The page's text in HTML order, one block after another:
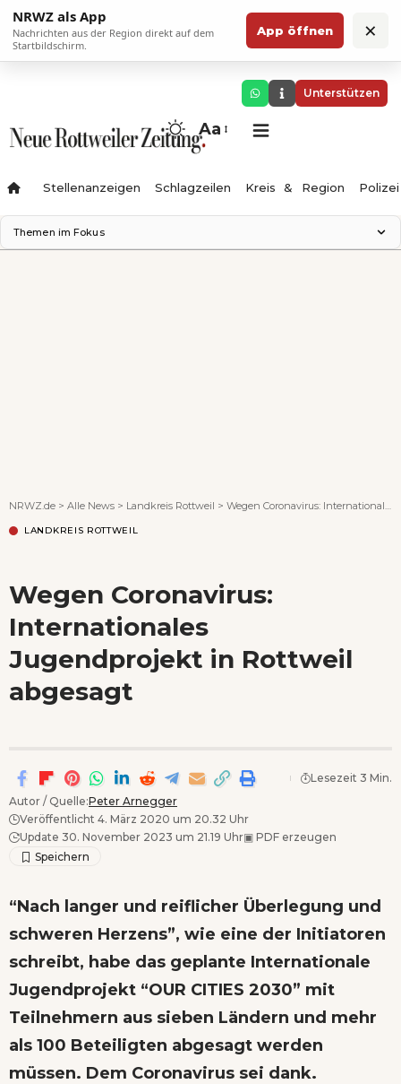
NRWZ als App
Nachrichten aus der Region direkt auf dem
Startbildschirm.
App öffnen ×
Unterstützen
Aa
Stellenanzeigen Schlagzeilen Kreis & Region Polizei
Themen im Fokus
NRWZ.de > Alle News > Landkreis Rottweil > Wegen Coronavirus: Internationales Jugendprojekt in Rottweil abgesagt
LANDKREIS ROTTWEIL
Wegen Coronavirus:
Internationales
Jugendprojekt in Rottweil
abgesagt
Autor / Quelle:Peter Arnegger
Veröffentlicht 4. März 2020 um 20.32 Uhr
Update 30. November 2023 um 21.19 Uhr▣ PDF erzeugen
Lesezeit 3 Min.
“Nach langer und reiflicher Überlegung und
schweren Herzens”, wie eine der Initiatoren
schreibt, habe das geplante Internationale
Jugendprojekt “OUR CITIES 2030” mit
Teilnehmern aus sieben Ländern und mehr
als 100 Beteiligten abgesagt werden
müssen. Dem Coronavirus sei dank.